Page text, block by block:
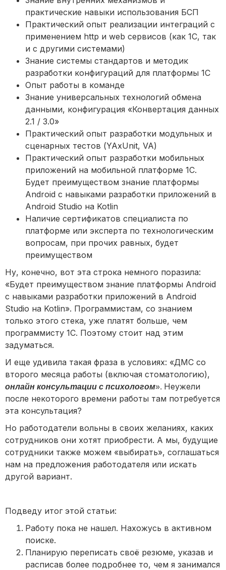
практические навыки использования БСП
Практический опыт реализации интеграций с
применением http и web сервисов (как 1C, так
и с другими системами)
Знание системы стандартов и методик
разработки конфигураций для платформы 1C
Опыт работы в команде
Знание универсальных технологий обмена
данными, конфигурация «Конвертация данных
2.1 / 3.0»
Практический опыт разработки модульных и
сценарных тестов (YAxUnit, VA)
Практический опыт разработки мобильных
приложений на мобильной платформе 1С.
Будет преимуществом знание платформы
Android с навыками разработки приложений в
Android Studio на Kotlin
Наличие сертификатов специалиста по
платформе или эксперта по технологическим
вопросам, при прочих равных, будет
преимуществом
Ну, конечно, вот эта строка немного поразила:
«Будет преимуществом знание платформы Android
с навыками разработки приложений в Android
Studio на Kotlin». Программистам, со знанием
только этого стека, уже платят больше, чем
программисту 1С. Поэтому стоит над этим
задуматься.
И еще удивила такая фраза в условиях: «ДМС со
второго месяца работы (включая стоматологию),
онлайн консультации с психологом». Неужели
после некоторого времени работы там потребуется
эта консультация?
Но работодатели вольны в своих желаниях, каких
сотрудников они хотят приобрести. А мы, будущие
сотрудники также можем «выбирать», соглашаться
нам на предложения работодателя или искать
другой вариант.
Подведу итог этой статьи:
Работу пока не нашел. Нахожусь в активном
поиске.
Планирую переписать своё резюме, указав и
расписав более подробнее то, чем я занимался